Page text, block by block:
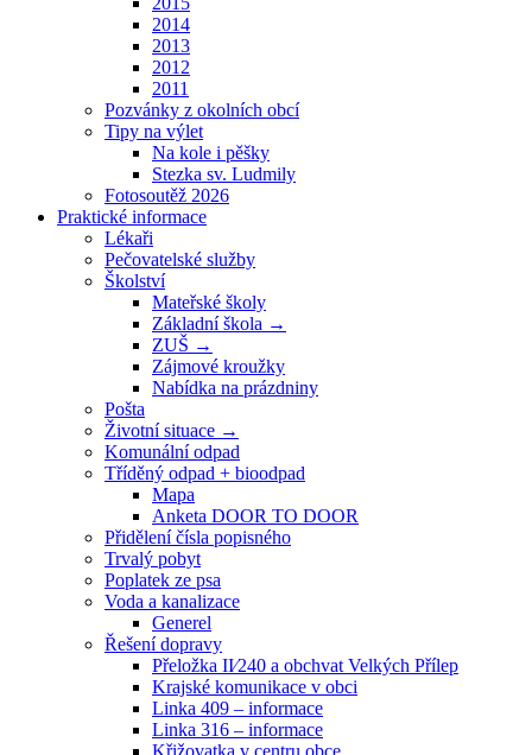
2014
2013
2012
2011
Pozvánky z okolních obcí
Tipy na výlet
Na kole i pěšky
Stezka sv. Ludmily
Fotosoutěž 2026
Praktické informace
Lékaři
Pečovatelské služby
Školství
Mateřské školy
Základní škola →
ZUŠ →
Zájmové kroužky
Nabídka na prázdniny
Pošta
Životní situace →
Komunální odpad
Tříděný odpad + bioodpad
Mapa
Anketa DOOR TO DOOR
Přidělení čísla popisného
Trvalý pobyt
Poplatek ze psa
Voda a kanalizace
Generel
Řešení dopravy
Přeložka II⁄240 a obchvat Velkých Přílep
Krajské komunikace v obci
Linka 409 – informace
Linka 316 – informace
Křižovatka v centru obce